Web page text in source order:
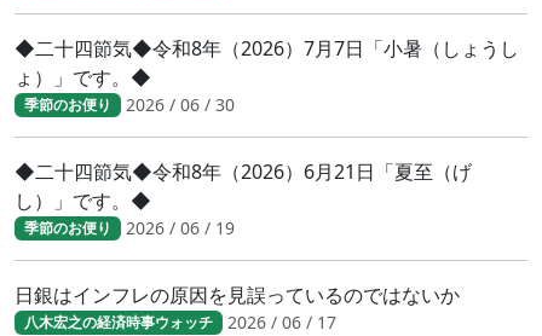
◆二十四節気◆令和8年（2026）7月7日「小暑（しょうし
ょ）」です。◆
季節のお便り 2026 / 06 / 30
◆二十四節気◆令和8年（2026）6月21日「夏至（げ
し）」です。◆
季節のお便り 2026 / 06 / 19
日銀はインフレの原因を見誤っているのではないか
八木宏之の経済時事ウォッチ 2026 / 06 / 17